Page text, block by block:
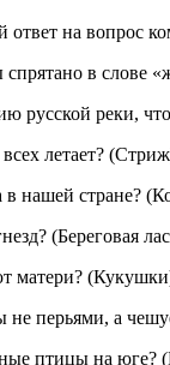
на вопрос
в слове
русской реки,
летает?
нашей стране?
(Береговая
матери?
перьями, а
птицы на юге?